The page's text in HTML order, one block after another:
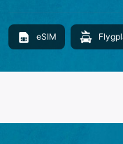
eSIM